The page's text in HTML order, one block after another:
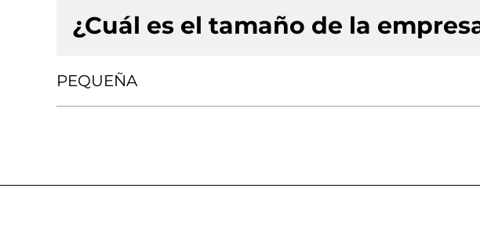
¿Cuál es el tamaño de la
PEQUEÑA